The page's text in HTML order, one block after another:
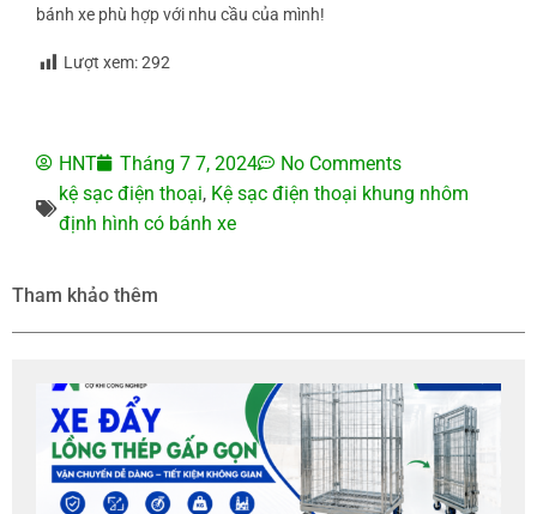
bánh xe phù hợp với nhu cầu của mình!
Lượt xem:292
HNT Tháng 7 7, 2024
No Comments
kệ sạc điện thoại, Kệ sạc điện thoại khung nhôm
định hình có bánh xe
Tham khảo thêm